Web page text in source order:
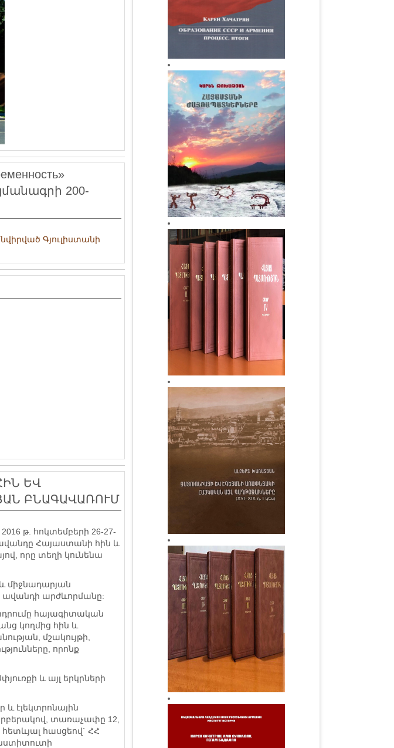
200-
նվիրված Գյուլիստանի
ԵՎ
ԲՆԱԳԱՎԱՌՈՒՄ
թ. հոկտեմբերի 26-27-
Հայաստանի հին և
որը տեղի կունենա
միջնադարյան
ավանդի արժևորմանը:
հայագիտական
կողմից հին և
մշակույթի,
որոնք
և այլ երկրների
և էլեկտրոնային
տառաչափը 12,
հետևյալ հասցեով` ՀՀ